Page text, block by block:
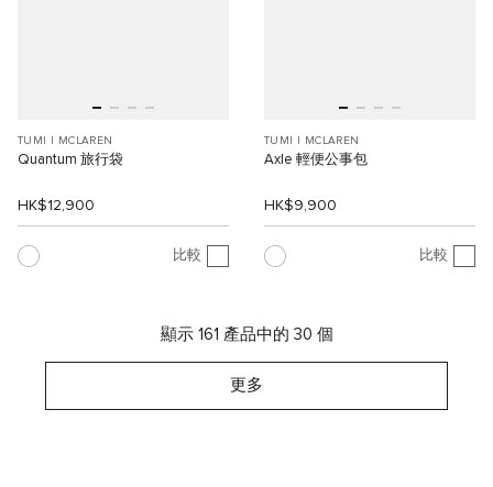
TUMI I MCLAREN
Quantum 旅行袋
HK$12,900
比較
TUMI I MCLAREN
Axle 輕便公事包
HK$9,900
比較
顯示 161 產品中的 30 個
更多